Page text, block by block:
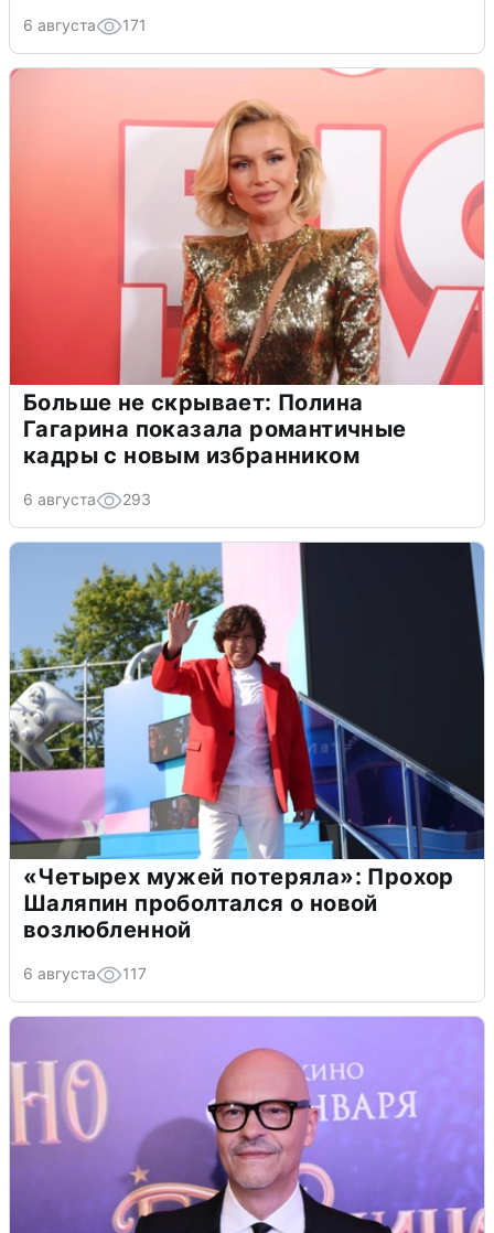
6 августа 171
Больше не скрывает: Полина
Гагарина показала романтичные
кадры с новым избранником
6 августа 293
«Четырех мужей потеряла»: Прохор
Шаляпин проболтался о новой
возлюбленной
6 августа 117